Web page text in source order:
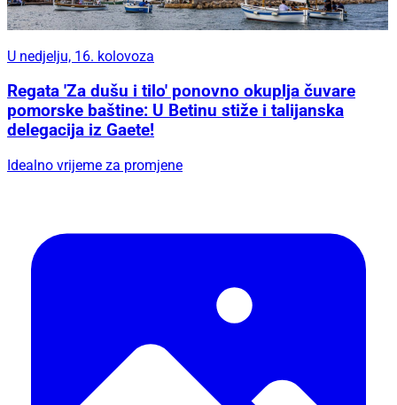
U nedjelju, 16. kolovoza
Regata 'Za dušu i tilo' ponovno okuplja čuvare
pomorske baštine: U Betinu stiže i talijanska
delegacija iz Gaete!
Idealno vrijeme za promjene